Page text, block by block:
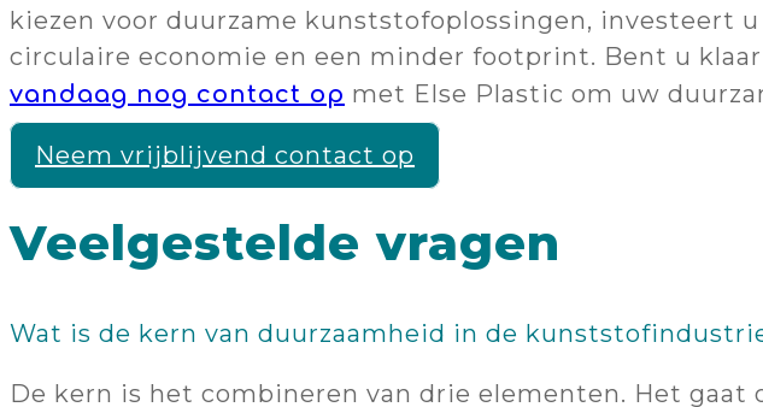
kiezen voor duurzame kunststofoplossingen, investeert
circulaire economie en een minder footprint. Bent u
vandaag nog contact op met Else Plastic om uw
Neem vrijblijvend contact op
Veelgestelde vragen
Wat is de kern van duurzaamheid in de
De kern is het combineren van drie elementen. Het gaat